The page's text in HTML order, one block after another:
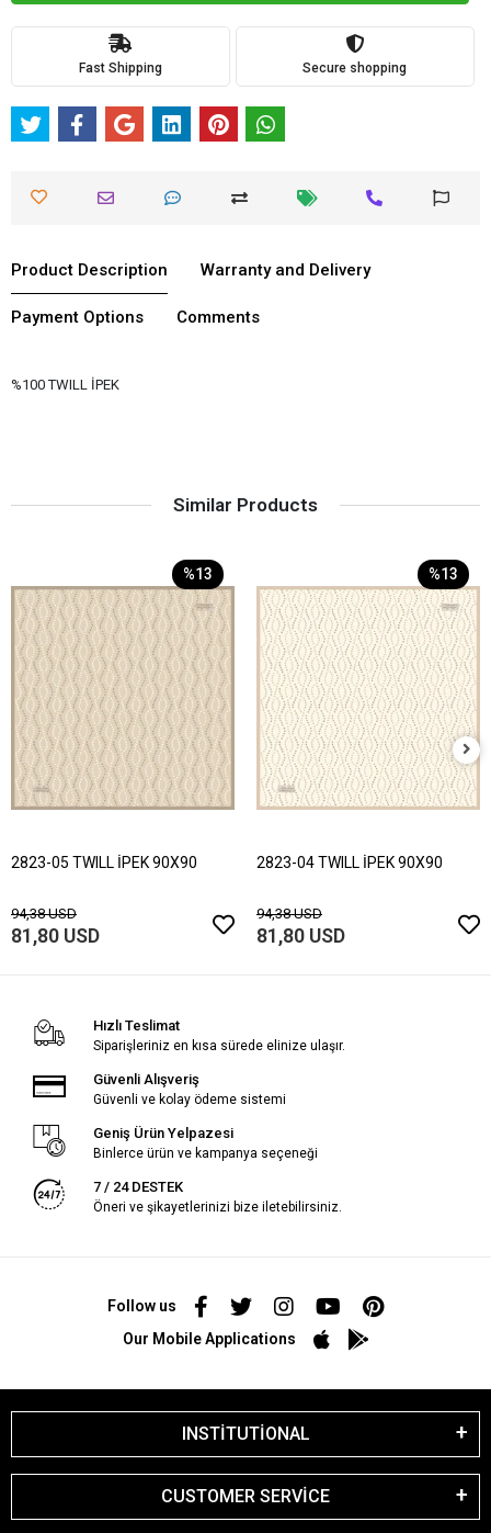
Fast Shipping Secure shopping
Product Description Warranty and Delivery
Payment Options Comments
%100 TWILL İPEK
Similar Products
%13
2823-05 TWILL İPEK 90X90
94,38 USD
81,80 USD
%13
2823-04 TWILL İPEK 90X90
94,38 USD
81,80 USD
Hızlı Teslimat
Siparişleriniz en kısa sürede elinize ulaşır.
Güvenli Alışveriş
Güvenli ve kolay ödeme sistemi
Geniş Ürün Yelpazesi
Binlerce ürün ve kampanya seçeneği
7 / 24 DESTEK
Öneri ve şikayetlerinizi bize iletebilirsiniz.
Follow us
Our Mobile Applications
INSTİTUTİONAL
CUSTOMER SERVİCE